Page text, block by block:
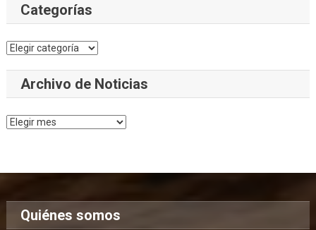
Categorías
Categorías
Archivo de Noticias
Archivo
Quiénes somos